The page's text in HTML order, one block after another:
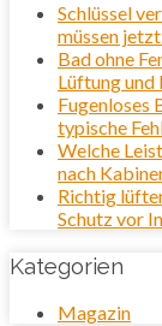
Schlüssel
müssen
Bad ohne
Lüftung
Fugenloses
typische
Welche
nach
Richtig
Schutz vor
Kategorien
Magazin